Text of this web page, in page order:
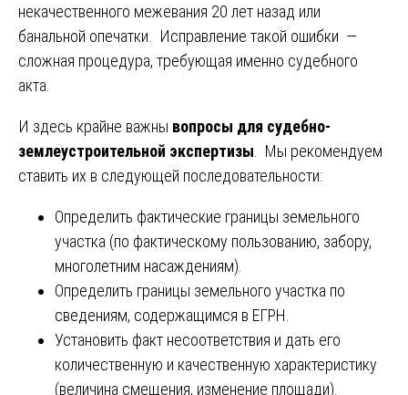
некачественного межевания 20 лет назад или
банальной опечатки. Исправление такой ошибки —
сложная процедура, требующая именно судебного
акта.
И здесь крайне важны вопросы для судебно-
землеустроительной экспертизы . Мы рекомендуем
ставить их в следующей последовательности:
Определить фактические границы земельного
участка (по фактическому пользованию, забору,
многолетним насаждениям).
Определить границы земельного участка по
сведениям, содержащимся в ЕГРН.
Установить факт несоответствия и дать его
количественную и качественную характеристику
(величина смещения, изменение площади).